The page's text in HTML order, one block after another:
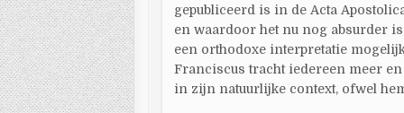
gepubliceerd is in de Acta
en waardoor het nu nog absurder
een orthodoxe interpretatie
Franciscus tracht iedereen meer
in zijn natuurlijke context, ofwel